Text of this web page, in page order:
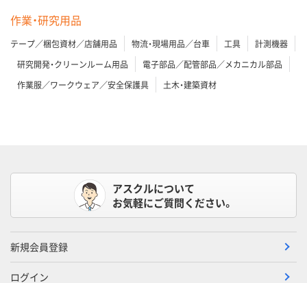
作業・研究用品
テープ／梱包資材／店舗用品 物流・現場用品／台車 工具
計測機器
研究開発・クリーンルーム用品
電子部品／配管部品／メカニカル部品
作業服／ワークウェア／安全保護具
土木・建築資材
アスクルについて
お気軽にご質問ください。
新規会員登録
ログイン